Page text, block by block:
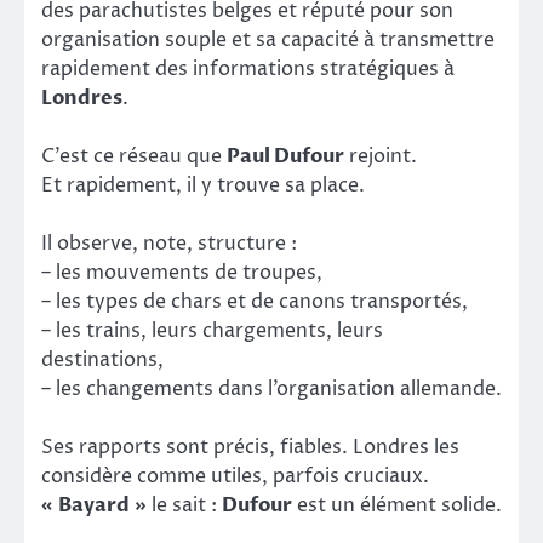
des parachutistes belges et réputé pour son
organisation souple et sa capacité à transmettre
rapidement des informations stratégiques à
Londres.
C’est ce réseau que Paul Dufour rejoint.
Et rapidement, il y trouve sa place.
Il observe, note, structure :
– les mouvements de troupes,
– les types de chars et de canons transportés,
– les trains, leurs chargements, leurs
destinations,
– les changements dans l’organisation allemande.
Ses rapports sont précis, fiables. Londres les
considère comme utiles, parfois cruciaux.
« Bayard » le sait : Dufour est un élément solide.